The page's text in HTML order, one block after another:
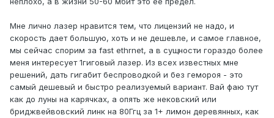
Мне лично лазер нравится тем, что лицензий не надо, и
скорость дает большую, хоть и не дешевле, и самое главное,
мы сейчас спорим за fast ethrnet, а в сущности гораздо более
меня интересует 1гиговый лазер. Из всех известных мне
решений, дать гигабит беспроводкой и без гемороя - это
самый дешевый и быстро реализуемый вариант. Вай фаю тут
как до луны на карячках, а опять же нековский или
бриджвейвовский линк на 80Ггц за 1+ лимон деревянных, как